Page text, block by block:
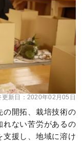
新日： 2020年02月05日
の開拓、栽培技術の
れない苦労があるの
支援し、地域に溶け